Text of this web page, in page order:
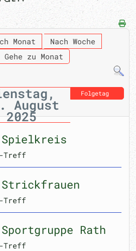
Monat
Nach Woche
Gehe zu Monat
August
2025
Folgetag
Spielkreis
Strickfrauen
Sportgruppe Rath